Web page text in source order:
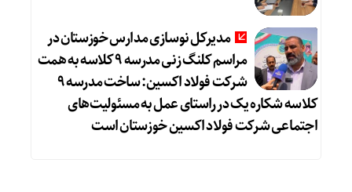
مدیرکل نوسازی مدارس خوزستان در
مراسم کلنگ زنی مدرسه ۹ کلاسه به همت
شرکت فولاد اکسین: ساخت مدرسه ۹
کلاسه شکاره یک در راستای عمل به مسئولیت‌های
اجتماعی شرکت فولاد اکسین خوزستان است